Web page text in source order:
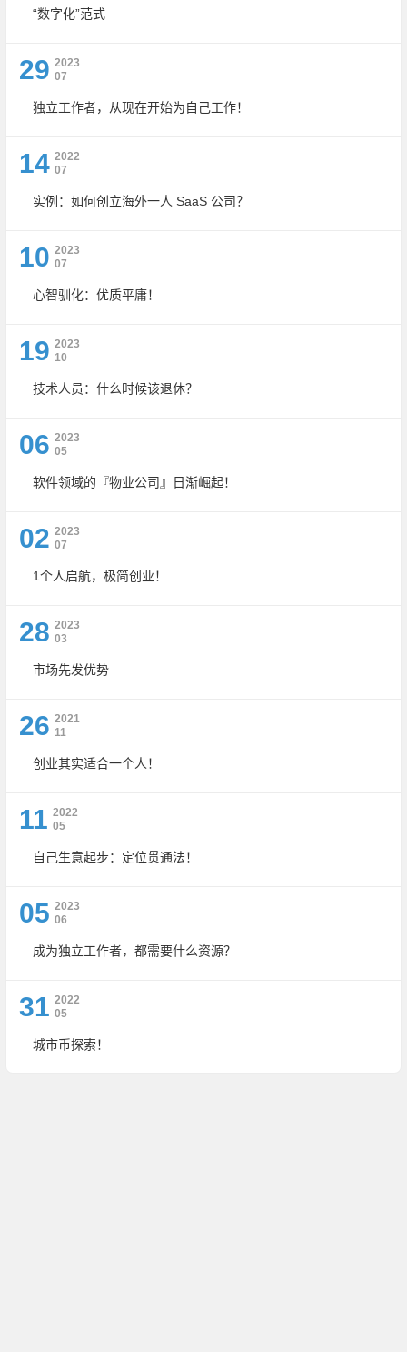
“数字化”范式
29 2023
07
独立工作者，从现在开始为自己工作！
14 2022
07
实例：如何创立海外一人 SaaS 公司？
10 2023
07
心智驯化：优质平庸！
19 2023
10
技术人员：什么时候该退休？
06 2023
05
软件领域的『物业公司』日渐崛起！
02 2023
07
1个人启航，极简创业！
28 2023
03
市场先发优势
26 2021
11
创业其实适合一个人！
11 2022
05
自己生意起步：定位贯通法！
05 2023
06
成为独立工作者，都需要什么资源？
31 2022
05
城市币探索！